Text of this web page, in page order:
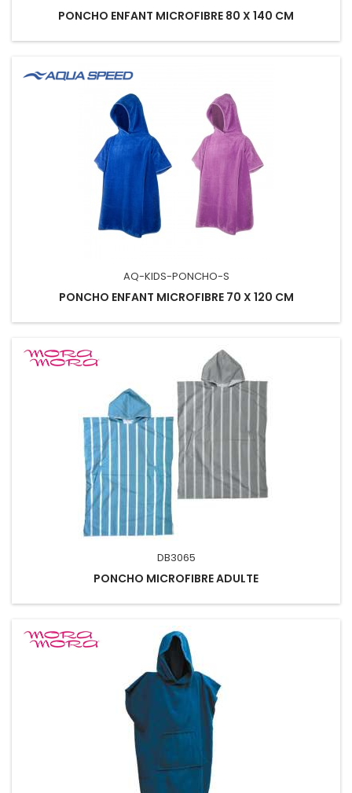
PONCHO ENFANT MICROFIBRE 80 X 140 CM
AQ-KIDS-PONCHO-S
PONCHO ENFANT MICROFIBRE 70 X 120 CM
DB3065
PONCHO MICROFIBRE ADULTE